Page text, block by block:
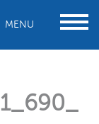
MENU